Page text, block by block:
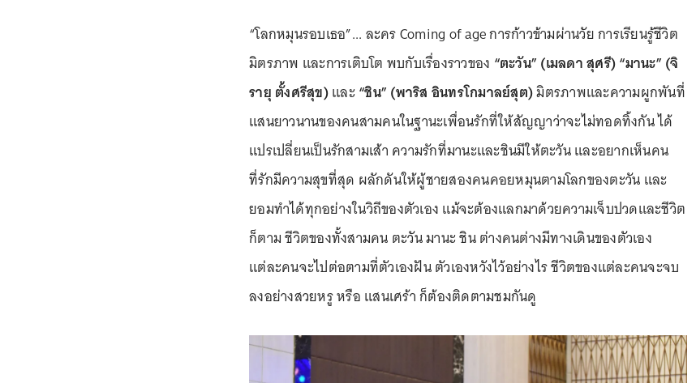
“โลกหมุนรอบเธอ”... ละคร Coming of age การก้าวข้ามผ่านวัย การเรียนรู้ชีวิต
มิตรภาพ และการเติบโต พบกับเรื่องราวของ “ตะวัน” (เมลดา สุศรี) “มานะ” (จิ
รายุ ตั้งศรีสุข)และ“ชิน” (พาริส อินทรโกมาลย์สุต)มิตรภาพและความผูกพันที่
แสนยาวนานของคนสามคนในฐานะเพื่อนรักที่ให้สัญญาว่าจะไม่ทอดทิ้งกัน ได้
แปรเปลี่ยนเป็นรักสามเส้า ความรักที่มานะและชินมีให้ตะวัน และอยากเห็นคน
ที่รักมีความสุขที่สุด ผลักดันให้ผู้ชายสองคนคอยหมุนตามโลกของตะวัน และ
ยอมทำได้ทุกอย่างในวิถีของตัวเอง แม้จะต้องแลกมาด้วยความเจ็บปวดและชีวิต
ก็ตาม ชีวิตของทั้งสามคน ตะวัน มานะ ชิน ต่างคนต่างมีทางเดินของตัวเอง
แต่ละคนจะไปต่อตามที่ตัวเองฝัน ตัวเองหวังไว้อย่างไร ชีวิตของแต่ละคนจะจบ
ลงอย่างสวยหรู หรือ แสนเศร้า ก็ต้องติดตามชมกันดู